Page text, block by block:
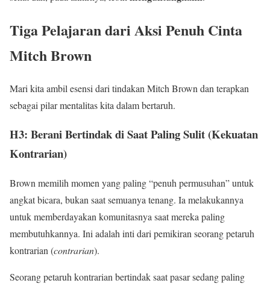
Tiga Pelajaran dari Aksi Penuh Cinta
Mitch Brown
Mari kita ambil esensi dari tindakan Mitch Brown dan terapkan
sebagai pilar mentalitas kita dalam bertaruh.
H3: Berani Bertindak di Saat Paling Sulit (Kekuatan
Kontrarian)
Brown memilih momen yang paling “penuh permusuhan” untuk
angkat bicara, bukan saat semuanya tenang. Ia melakukannya
untuk memberdayakan komunitasnya saat mereka paling
membutuhkannya. Ini adalah inti dari pemikiran seorang petaruh
kontrarian (contrarian).
Seorang petaruh kontrarian bertindak saat pasar sedang paling